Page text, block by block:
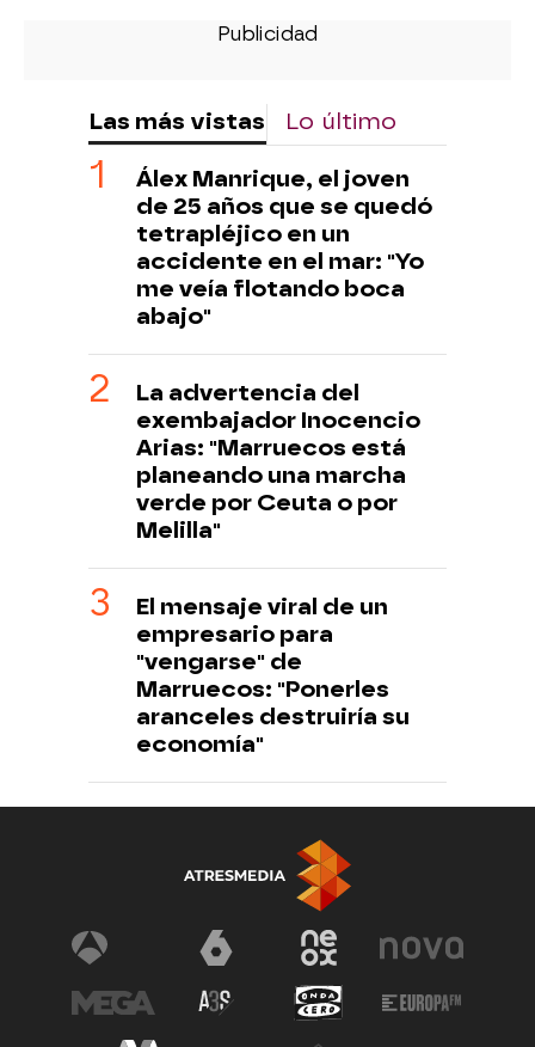
Las más vistas Lo último
Álex Manrique, el joven
de 25 años que se quedó
tetrapléjico en un
accidente en el mar: "Yo
me veía flotando boca
abajo"
La advertencia del
exembajador Inocencio
Arias: "Marruecos está
planeando una marcha
verde por Ceuta o por
Melilla"
El mensaje viral de un
empresario para
"vengarse" de
Marruecos: "Ponerles
aranceles destruiría su
economía"